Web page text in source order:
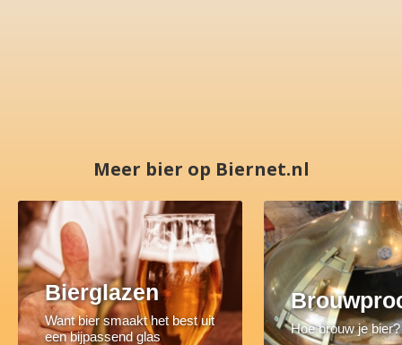
Meer bier op Biernet.nl
Bierglazen
Want bier smaakt het best uit
een bijpassend glas
Hoe brouw je bier?